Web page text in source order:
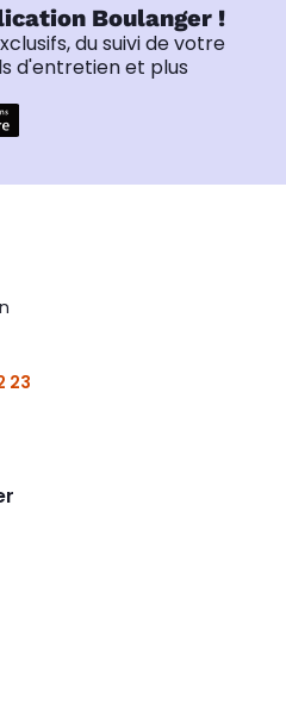
Boulanger !
du suivi de votre
d'entretien et plus
23